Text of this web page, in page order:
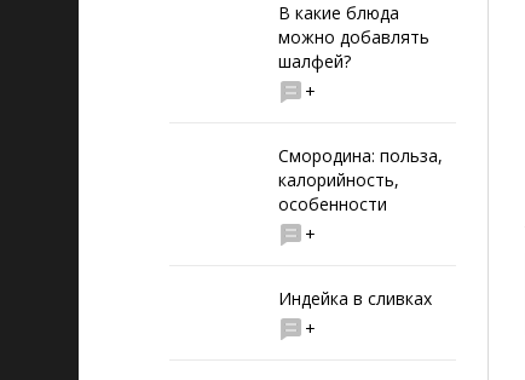
В какие блюда
можно добавлять
шалфей?
+
Смородина: польза,
калорийность,
особенности
+
Индейка в сливках
+